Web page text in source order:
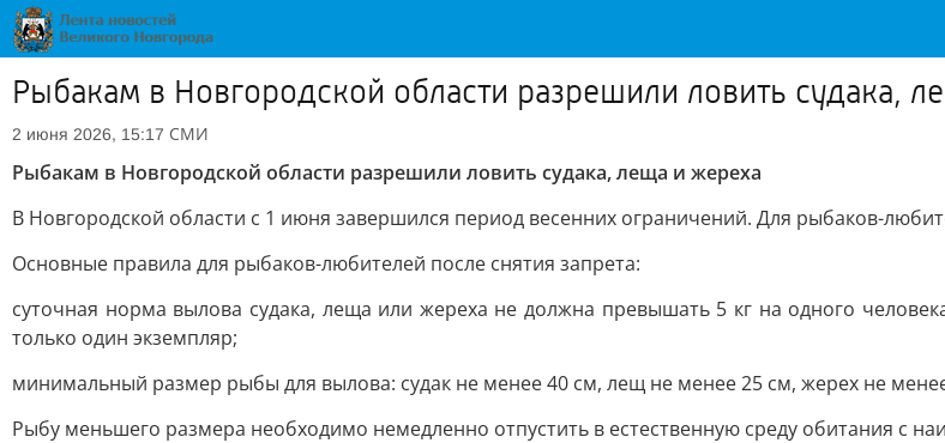
Рыбакам в Новгородской области разрешили ловить судака,
2 июня 2026, 15:17 СМИ
Рыбакам в Новгородской области разрешили ловить судака, леща и жереха
В Новгородской области с 1 июня завершился период весенних ограничений. Для рыбаков-
Основные правила для рыбаков-любителей после снятия запрета:
суточная норма вылова судака, леща или жереха не должна превышать 5 кг на одного
только один экземпляр;
минимальный размер рыбы для вылова: судак не менее 40 см, лещ не менее 25 см, жерех не
Рыбу меньшего размера необходимо немедленно отпустить в естественную среду обитания с